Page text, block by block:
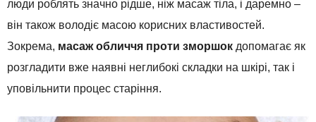
люди роблять значно рідше, ніж масаж тіла, і даремно –
він також володіє масою корисних властивостей.
Зокрема, масаж обличчя проти зморшок допомагає як
розгладити вже наявні неглибокі складки на шкірі, так і
уповільнити процес старіння.